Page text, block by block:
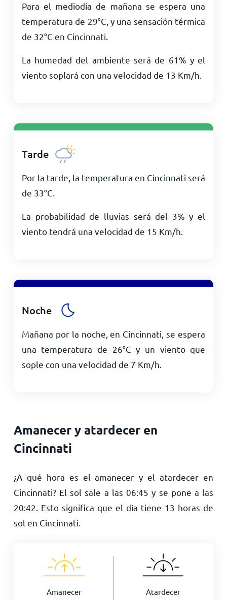
Para el mediodía de mañana se espera una
temperatura de 29°C , y una sensación térmica
de 32°C en Cincinnati.
La humedad del ambiente será de 61% y el
viento soplará con una velocidad de 13 Km/h
Tarde
Por la tarde, la temperatura en Cincinnati será
de 33°C
La probabilidad de lluvias será del 3% y el
viento tendrá una velocidad de 15 Km/h
Noche
Mañana por la noche, en Cincinnati, se espera
una temperatura de 26°C y un viento que
sople con una velocidad de 7 Km/h
Amanecer y atardecer en
Cincinnati
¿A qué hora es el amanecer y el atardecer en
Cincinnati? El sol sale a las06:45 y se pone a las
20:42 . Esto significa que el día tiene 13 horas de
sol en Cincinnati.
Amanecer Atardecer